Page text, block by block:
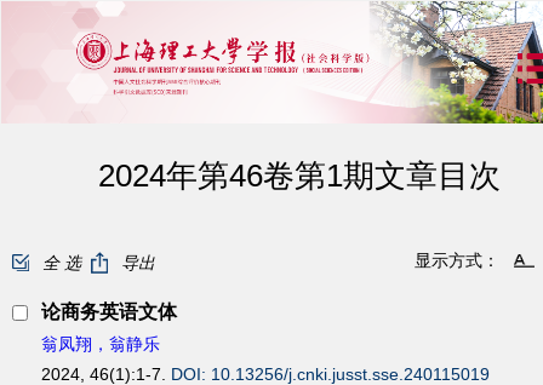
2024年第46卷第1期文章目次
全 选 导出 显示方式：
论商务英语文体
翁凤翔，翁静乐
2024, 46(1):1-7. DOI: 10.13256/j.cnki.jusst.sse.240115019